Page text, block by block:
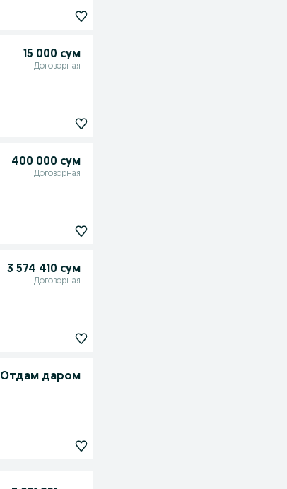
15 000 сум
Договорная
400 000 сум
Договорная
3 574 410 сум
Договорная
Отдам даром